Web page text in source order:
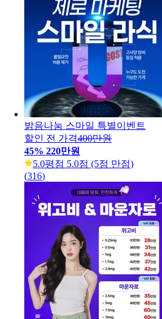
밝음나눔 스마일 특별이벤트
할인 전 가격400만원
45% 220만원
5.0평점 5.0점 (5점 만점)
(316)